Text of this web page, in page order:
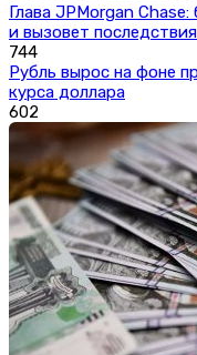
Глава JPMorgan
и вызовет
744
Рубль вырос на фоне
курса доллара
602